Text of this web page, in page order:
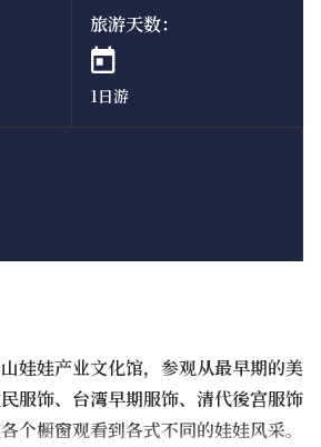
旅游天数：
1日游
娃娃产业文化馆，参观从最早期的美
服饰、台湾早期服饰、清代後宫服饰
个橱窗观看到各式不同的娃娃风采。